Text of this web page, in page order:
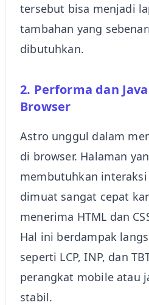
tersebut bisa menjadi
tambahan yang
dibutuhkan.
2. Performa dan
Browser
Astro unggul dalam
di browser. Halaman
membutuhkan
dimuat sangat cepat
menerima HTML dan
Hal ini berdampak
seperti LCP, INP, dan
perangkat mobile atau
stabil.